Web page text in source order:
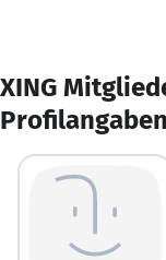
XING
Profilangaben